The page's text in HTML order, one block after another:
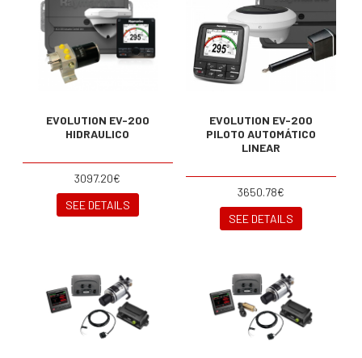
EVOLUTION EV-200
HIDRAULICO
3097.20€
SEE DETAILS
EVOLUTION EV-200
PILOTO AUTOMÁTICO
LINEAR
3650.78€
SEE DETAILS